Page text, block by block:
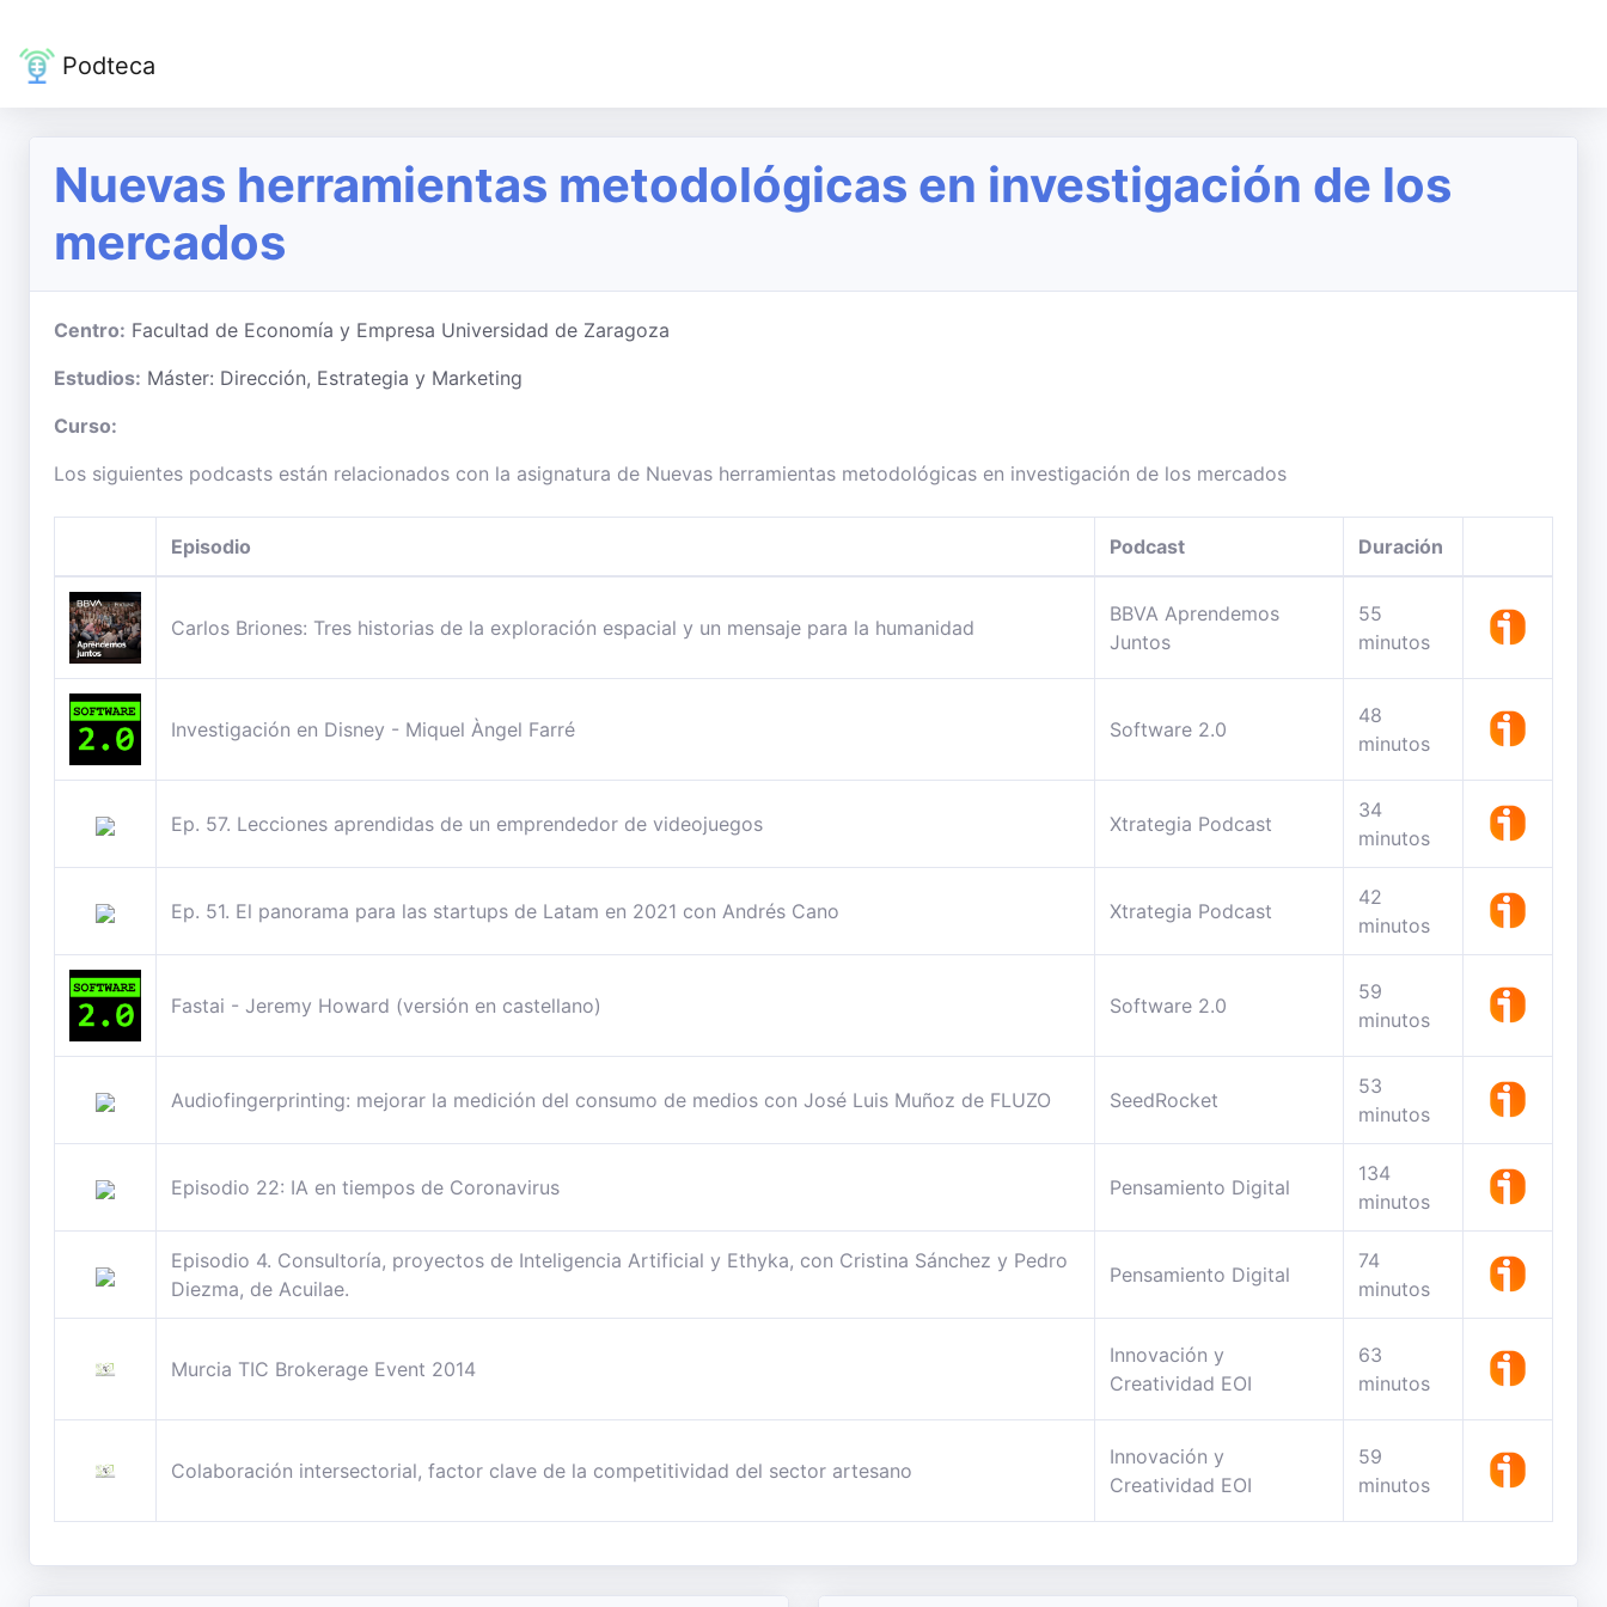
Podteca
Nuevas herramientas metodológicas en investigación de los
mercados
Centro: Facultad de Economía y Empresa Universidad de Zaragoza
Estudios: Máster: Dirección, Estrategia y Marketing
Curso:
Los siguientes podcasts están relacionados con la asignatura de Nuevas herramientas metodológicas en investigación de los mercados
Episodio Podcast Duración
Carlos Briones: Tres historias de la exploración espacial y un mensaje para la humanidad
BBVA Aprendemos
Juntos
55
minutos
Investigación en Disney - Miquel Àngel Farré Software 2.0
48
minutos
Ep. 57. Lecciones aprendidas de un emprendedor de videojuegos Xtrategia Podcast
34
minutos
Ep. 51. El panorama para las startups de Latam en 2021 con Andrés Cano Xtrategia Podcast
42
minutos
Fastai - Jeremy Howard (versión en castellano) Software 2.0
59
minutos
Audiofingerprinting: mejorar la medición del consumo de medios con José Luis Muñoz de FLUZO SeedRocket
53
minutos
Episodio 22: IA en tiempos de Coronavirus Pensamiento Digital
134
minutos
Episodio 4. Consultoría, proyectos de Inteligencia Artificial y Ethyka, con Cristina Sánchez y Pedro
Diezma, de Acuilae.
Pensamiento Digital
74
minutos
Murcia TIC Brokerage Event 2014
Innovación y
Creatividad EOI
63
minutos
Colaboración intersectorial, factor clave de la competitividad del sector artesano
Innovación y
Creatividad EOI
59
minutos